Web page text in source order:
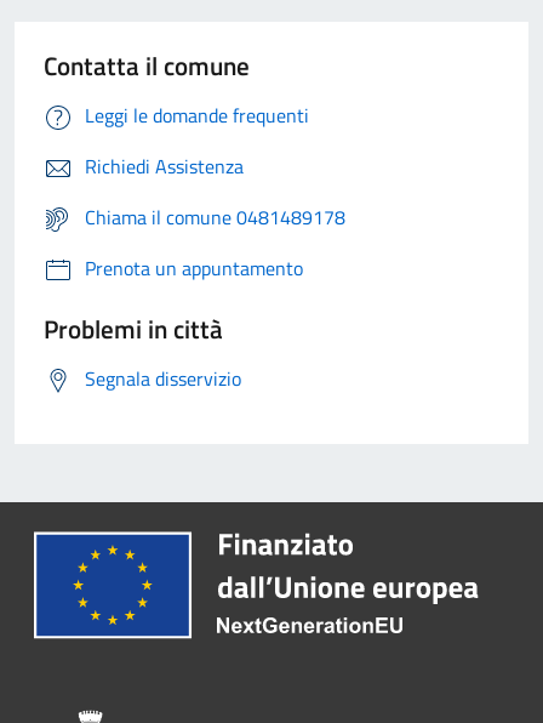
Contatta il comune
Leggi le domande frequenti
Richiedi Assistenza
Chiama il comune 0481489178
Prenota un appuntamento
Problemi in città
Segnala disservizio